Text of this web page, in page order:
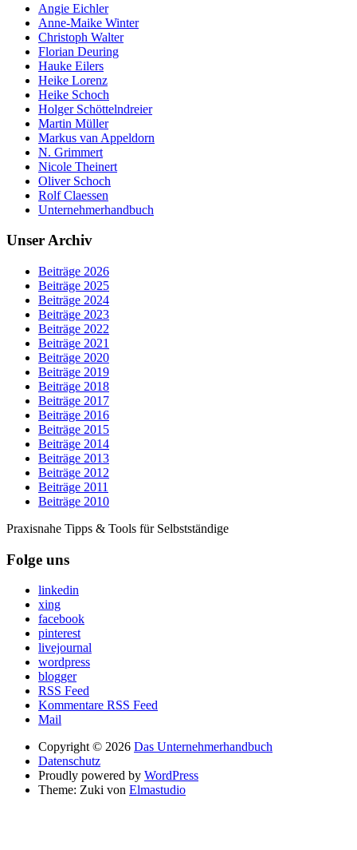
Angie Eichler
Anne-Maike Winter
Christoph Walter
Florian Deuring
Hauke Eilers
Heike Lorenz
Heike Schoch
Holger Schöttelndreier
Martin Müller
Markus van Appeldorn
N. Grimmert
Nicole Theinert
Oliver Schoch
Rolf Claessen
Unternehmerhandbuch
Unser Archiv
Beiträge 2026
Beiträge 2025
Beiträge 2024
Beiträge 2023
Beiträge 2022
Beiträge 2021
Beiträge 2020
Beiträge 2019
Beiträge 2018
Beiträge 2017
Beiträge 2016
Beiträge 2015
Beiträge 2014
Beiträge 2013
Beiträge 2012
Beiträge 2011
Beiträge 2010
Praxisnahe Tipps & Tools für Selbstständige
Folge uns
linkedin
xing
facebook
pinterest
livejournal
wordpress
blogger
RSS Feed
Kommentare RSS Feed
Mail
Copyright © 2026 Das Unternehmerhandbuch
Datenschutz
Proudly powered by WordPress
Theme: Zuki von Elmastudio